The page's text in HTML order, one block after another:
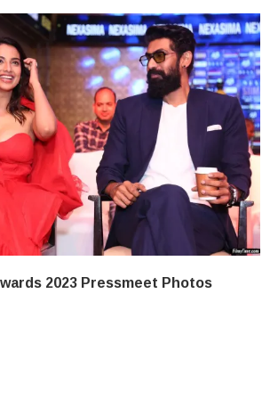
2023 Pressmeet Photos